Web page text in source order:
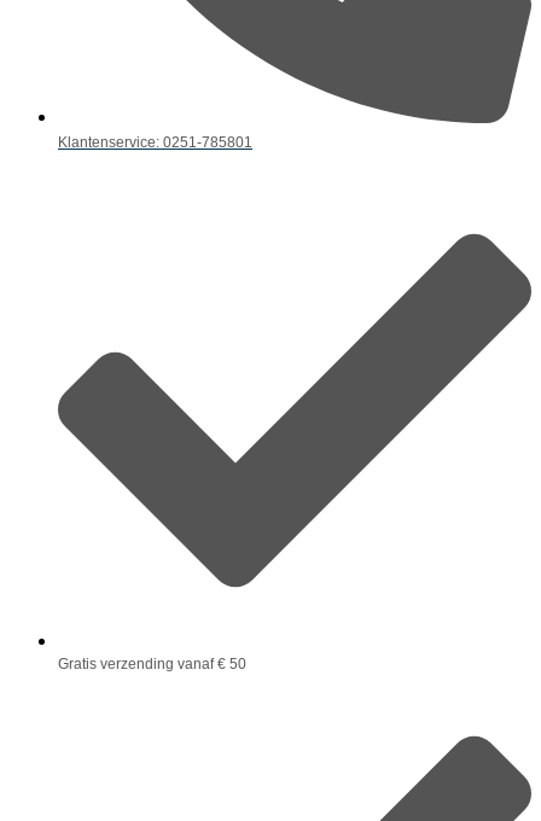
Klantenservice: 0251-785801
Gratis verzending vanaf € 50